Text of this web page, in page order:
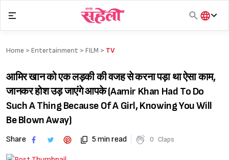
content
हिंदी
Home > Entertainment > FILM > TV
आमिर खान को एक लड़की की वजह से करना पड़ा था ऐसा काम,
जानकर होश उड़ जाएंगे आपके (Aamir Khan Had To Do
Such A Thing Because Of A Girl, Knowing You Will
Be Blown Away)
Share 5 min read 0 Claps